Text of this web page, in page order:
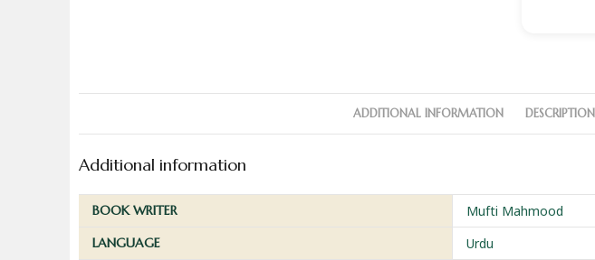
ADDITIONAL INFORMATION DESCRIPTION
Additional information
BOOK WRITER Mufti Mahmood
LANGUAGE Urdu